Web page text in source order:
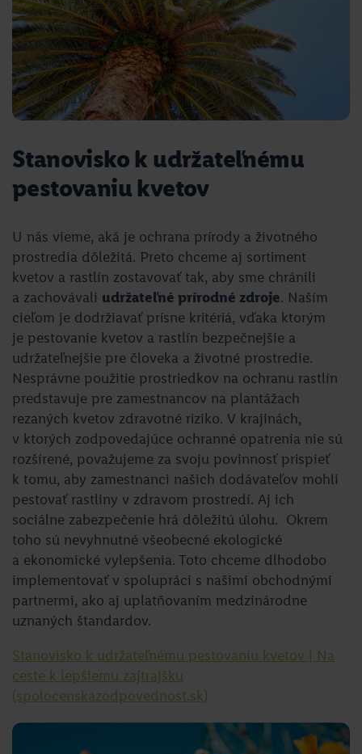
Stanovisko k udržateľnému
pestovaniu kvetov
U nás vieme, aká je ochrana prírody a životného
prostredia dôležitá. Preto chceme aj sortiment
kvetov a rastlín zostavovať tak, aby sme chránili
a zachovávali udržateľné prírodné zdroje. Naším
cieľom je dodržiavať prísne kritériá, vďaka ktorým
je pestovanie kvetov a rastlín bezpečnejšie a
udržateľnejšie pre človeka a životné prostredie.
Nesprávne použitie prostriedkov na ochranu rastlín
predstavuje pre zamestnancov na plantážach
rezaných kvetov zdravotné riziko. V krajinách,
v ktorých zodpovedajúce ochranné opatrenia nie sú
rozšírené, považujeme za svoju povinnosť prispieť
k tomu, aby zamestnanci našich dodávateľov mohli
pestovať rastliny v zdravom prostredí. Aj ich
sociálne zabezpečenie hrá dôležitú úlohu. Okrem
toho sú nevyhnutné všeobecné ekologické
a ekonomické vylepšenia. Toto chceme dlhodobo
implementovať v spolupráci s našimi obchodnými
partnermi, ako aj uplatňovaním medzinárodne
uznaných štandardov.
Stanovisko k udržateľnému pestovaniu kvetov | Na
ceste k lepšiemu zajtrajšku
(spolocenskazodpovednost.sk)